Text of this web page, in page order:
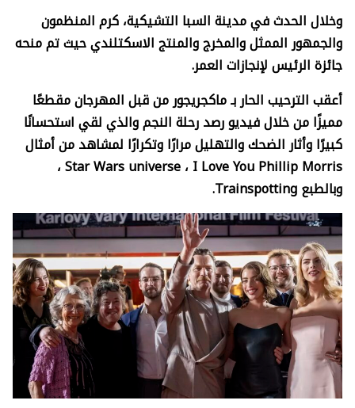
وخلال الحدث في مدينة السبا التشيكية، كرم المنظمون
والجمهور الممثل والمخرج والمنتج الاسكتلندي حيث تم منحه
جائزة الرئيس لإنجازات العمر.
أعقب الترحيب الحار بـ ماكجريجور من قبل المهرجان مقطعًا
مميزًا من خلال فيديو رصد رحلة النجم والذي لقي استحسانًا
كبيرًا وأثار الضحك والتهليل مرارًا وتكرارًا لمشاهد من أمثال
Star Wars universe،I Love You Phillip Morris
،
وبالطبعTrainspotting.